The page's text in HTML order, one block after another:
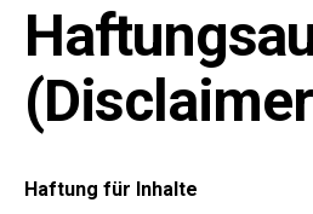
Haftung für Inhalte